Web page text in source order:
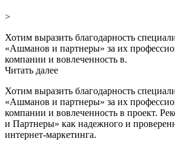
>
Хотим выразить благодарность
«Ашманов и партнеры» за их
компании и вовлеченность в.
Читать далее
Хотим выразить благодарность
«Ашманов и партнеры» за их
компании и вовлеченность в проект.
и Партнеры» как надежного и
интернет-маркетинга.